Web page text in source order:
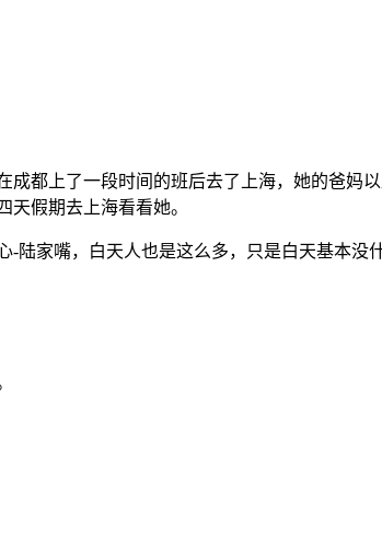
都上了一段时间的班后去了上海，她的爸妈
假期去上海看看她。
家嘴，白天人也是这么多，只是白天基本没